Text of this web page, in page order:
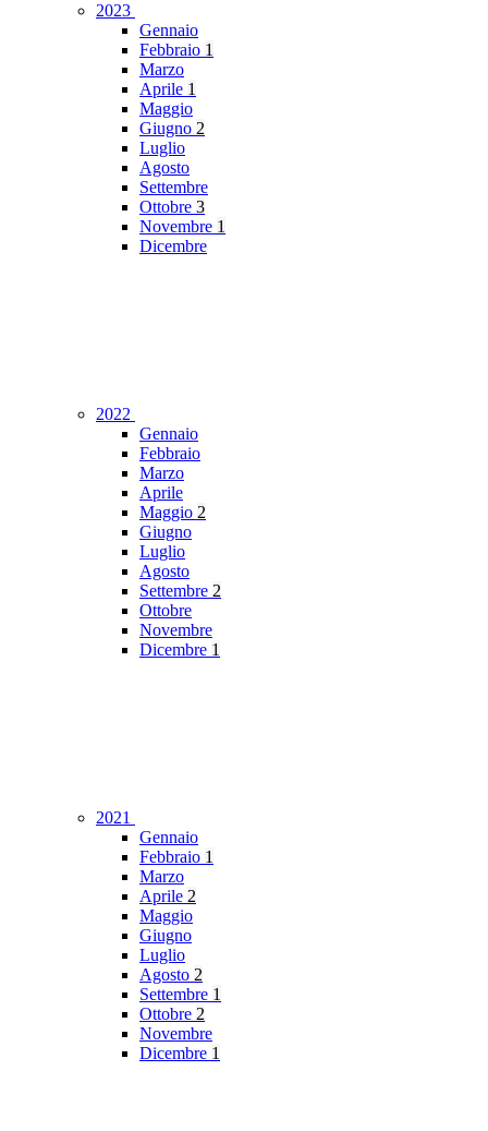
2023
Gennaio
Febbraio 1
Marzo
Aprile 1
Maggio
Giugno 2
Luglio
Agosto
Settembre
Ottobre 3
Novembre 1
Dicembre
2022
Gennaio
Febbraio
Marzo
Aprile
Maggio 2
Giugno
Luglio
Agosto
Settembre 2
Ottobre
Novembre
Dicembre 1
2021
Gennaio
Febbraio 1
Marzo
Aprile 2
Maggio
Giugno
Luglio
Agosto 2
Settembre 1
Ottobre 2
Novembre
Dicembre 1